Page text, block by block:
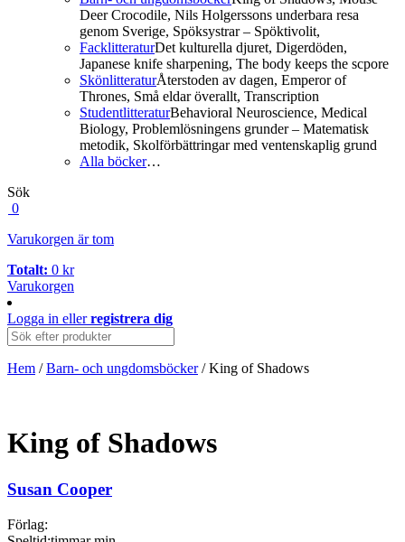
Deer Crocodile, Nils Holgerssons underbara resa
genom Sverige, Spöksystrar – Spöktivolit,
FacklitteraturDet kulturella djuret, Digerdöden,
Japanese knife sharpening, The body keeps the scpore
SkönlitteraturÅterstoden av dagen, Emperor of
Thrones, Små eldar överallt, Transcription
StudentlitteraturBehavioral Neuroscience, Medical
Biology, Problemlösningens grunder – Matematisk
metodik, Skolförbättringar med ventenskaplig grund
Alla böcker…
Sök
0
Varukorgen är tom
Totalt: 0 kr
Varukorgen
Logga in ellerregistrera dig
Hem /Barn- och ungdomsböcker/ King of Shadows
King of Shadows
Susan Cooper
Förlag: